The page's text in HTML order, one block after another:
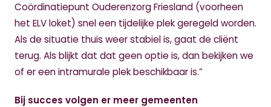
Coördinatiepunt Ouderenzorg Friesland (voorheen
het ELV loket) snel een tijdelijke plek geregeld worden.
Als de situatie thuis weer stabiel is, gaat de cliënt
terug. Als blijkt dat dat geen optie is, dan bekijken we
of er een intramurale plek beschikbaar is.”
Bij succes volgen er meer gemeenten